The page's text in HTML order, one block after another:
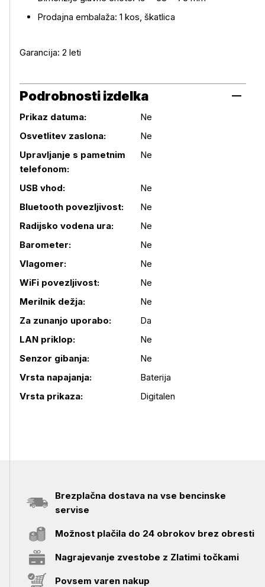
Prodajna embalaža: 1 kos, škatlica
Garancija: 2 leti
Podrobnosti izdelka
Prikaz datuma:
Ne
Osvetlitev zaslona:
Ne
Upravljanje s pametnim
telefonom:
Ne
USB vhod:
Ne
Bluetooth povezljivost:
Ne
Radijsko vodena ura:
Ne
Barometer:
Ne
Vlagomer:
Ne
WiFi povezljivost:
Ne
Merilnik dežja:
Ne
Za zunanjo uporabo:
Da
LAN priklop:
Ne
Senzor gibanja:
Ne
Vrsta napajanja:
Baterija
Vrsta prikaza:
Digitalen
Brezplačna dostava na vse bencinske
servise
Možnost plačila do 24 obrokov brez obresti
Nagrajevanje zvestobe z Zlatimi točkami
Povsem varen nakup